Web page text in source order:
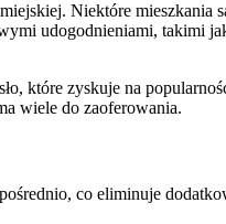
Niektóre mieszkania
udogodnieniami, takimi
które zyskuje na
wiele do zaoferowania.
co eliminuje